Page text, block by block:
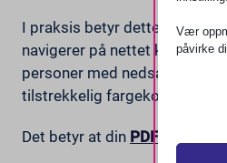
I praksis betyr dette at det
navigerer på nettet kun ved
personer med nedsatt syn,
tilstrekkelig fargekontrast,
Det betyr at din PDF-filer (ja,
Vær
påvirke